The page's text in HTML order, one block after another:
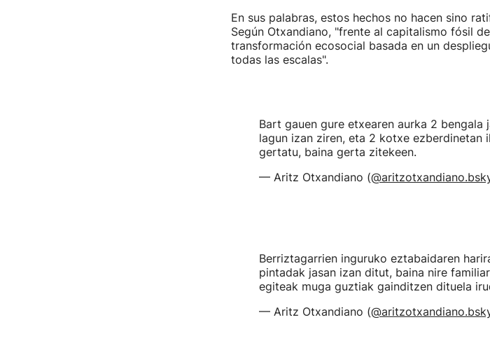
En sus palabras, estos hechos no hacen sino
Según Otxandiano, "frente al capitalismo fósil
transformación ecosocial basada en un
todas las escalas".
Bart gauen gure etxearen aurka 2
lagun izan ziren, eta 2 kotxe ezberdinetan
gertatu, baina gerta zitekeen.
— Aritz Otxandiano (
Berriztagarrien inguruko eztabaidaren
pintadak jasan izan ditut, baina nire
egiteak muga guztiak gainditzen dituela
— Aritz Otxandiano (